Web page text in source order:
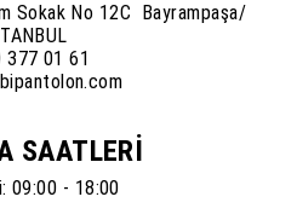
Sokak No 12C Bayrampaşa/
377 01 61
SAATLERİ
09:00 - 18:00